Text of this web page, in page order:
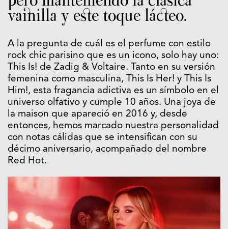
vainilla y este toque lácteo.
A la pregunta de cuál es el perfume con estilo
rock chic parisino que es un icono, solo hay uno:
This Is! de Zadig & Voltaire. Tanto en su versión
femenina como masculina, This Is Her! y This Is
Him!, esta fragancia adictiva es un símbolo en el
universo olfativo y cumple 10 años. Una joya de
la maison que apareció en 2016 y, desde
entonces, hemos marcado nuestra personalidad
con notas cálidas que se intensifican con su
décimo aniversario, acompañado del nombre
Red Hot.